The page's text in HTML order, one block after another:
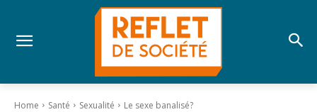
Home Santé Sexualité Le sexe banalisé?